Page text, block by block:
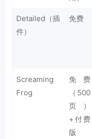
Detailed（插
件）
免费
Screaming
Frog
免费
（500
页）
+付费
版